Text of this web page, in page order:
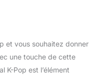
et vous souhaitez donner
une touche de cette
K-Pop est l’élément